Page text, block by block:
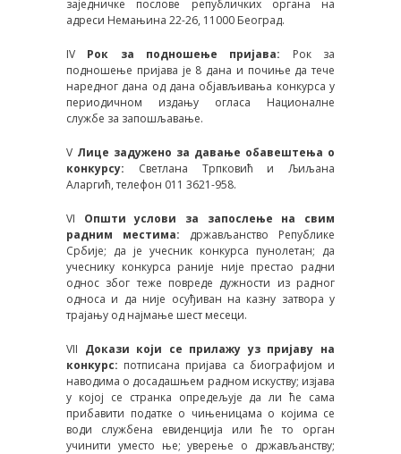
заједничке послове републичких органа на
адреси Немањина 22-26, 11000 Београд.
IV Рок за подношење пријава: Рок за
подношење пријава је 8 дана и почиње да тече
наредног дана од дана објављивања конкурса у
периодичном издању огласа Националне
службе за запошљавање.
V Лице задужено за давање обавештења о
конкурсу: Светлана Трпковић и Љиљана
Аларгић, телефон 011 3621-958.
VI Општи услови за запослење на свим
радним местима: држављанство Републике
Србије; да је учесник конкурса пунолетан; да
учеснику конкурса раније није престао радни
однос због теже повреде дужности из радног
односа и да није осуђиван на казну затвора у
трајању од најмање шест месеци.
VII Докази који се прилажу уз пријаву на
конкурс: потписана пријава са биографијом и
наводима о досадашњем радном искуству; изјава
у којој се странка опредељује да ли ће сама
прибавити податке о чињеницама о којима се
води службена евиденција или ће то орган
учинити уместо ње; уверење о држављанству;